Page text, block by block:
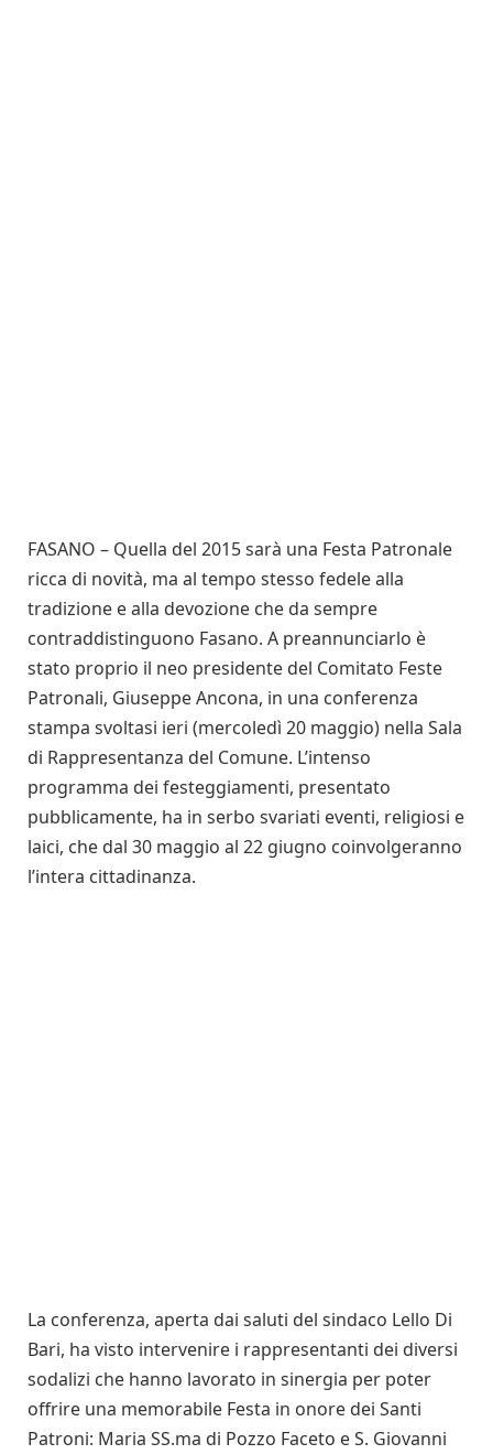
FASANO – Quella del 2015 sarà una Festa Patronale
ricca di novità, ma al tempo stesso fedele alla
tradizione e alla devozione che da sempre
contraddistinguono Fasano. A preannunciarlo è
stato proprio il neo presidente del Comitato Feste
Patronali, Giuseppe Ancona, in una conferenza
stampa svoltasi ieri (mercoledì 20 maggio) nella Sala
di Rappresentanza del Comune. L’intenso
programma dei festeggiamenti, presentato
pubblicamente, ha in serbo svariati eventi, religiosi e
laici, che dal 30 maggio al 22 giugno coinvolgeranno
l’intera cittadinanza.
La conferenza, aperta dai saluti del sindaco Lello Di
Bari, ha visto intervenire i rappresentanti dei diversi
sodalizi che hanno lavorato in sinergia per poter
offrire una memorabile Festa in onore dei Santi
Patroni: Maria SS.ma di Pozzo Faceto e S. Giovanni